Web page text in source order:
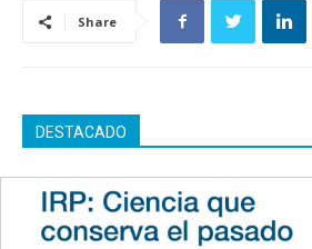
Share
DESTACADO